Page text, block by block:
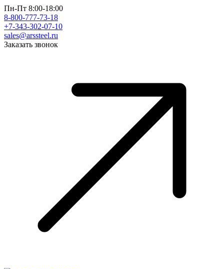
Пн-Пт 8:00-18:00
8-800-777-73-18
+7-343-302-07-10
sales@arssteel.ru
Заказать звонок